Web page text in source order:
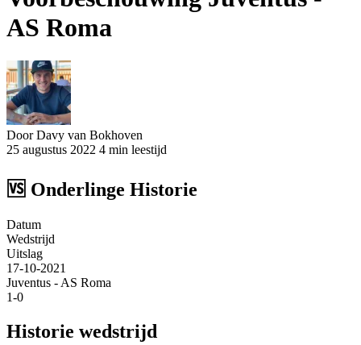
AS Roma
Door Davy van Bokhoven
25 augustus 2022 4 min leestijd
🆚 Onderlinge Historie
Datum
Wedstrijd
Uitslag
17-10-2021
Juventus - AS Roma
1-0
Historie wedstrijd